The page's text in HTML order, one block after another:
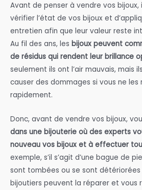
Avant de penser à vendre vos
vérifier l’état de vos bijoux et
entretien afin que leur valeur reste
Au fil des ans, les bijoux peuvent
de résidus qui rendent leur brillance
seulement ils ont l’air mauvais, mais
causer des dommages si vous ne les
rapidement.
Donc, avant de vendre vos bijoux,
dans une bijouterie où des experts
nouveau vos bijoux et à effectuer
exemple, s’il s’agit d’une bague de
sont tombées ou se sont détériorées
bijoutiers peuvent la réparer et vous